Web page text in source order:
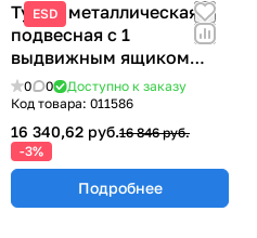
ESD
Тумба металлическая
подвесная с 1
выдвижным ящиком
ТПМ-1
0 0
Доступно к заказу
Код товара: 011586
16 340,62 руб.16 846 руб.
-3%
Подробнее